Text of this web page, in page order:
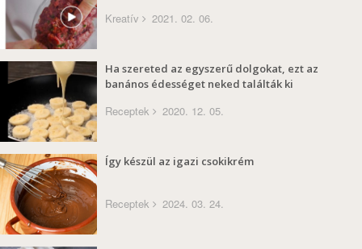
Kreatív 2021. 02. 06.
Ha szereted az egyszerű dolgokat, ezt az
banános édességet neked találták ki
Receptek 2020. 12. 05.
Így készül az igazi csokikrém
Receptek 2024. 03. 24.